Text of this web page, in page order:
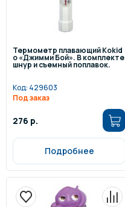
Термометр плавающий Kokid
o «Джимми Бой». В комплекте
шнур и съемный поплавок.
Код: 429603
Под заказ
276 р.
Подробнее